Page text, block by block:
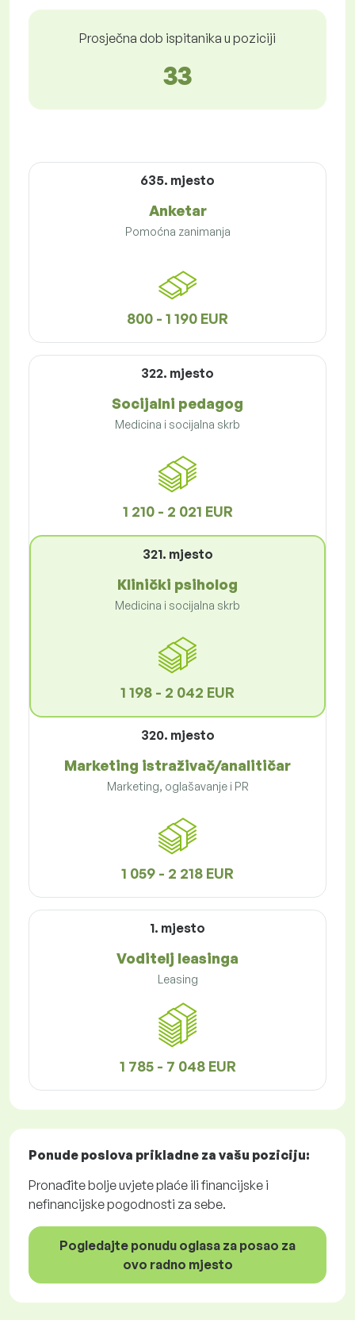
Prosječna dob ispitanika u poziciji
33
635. mjesto
Anketar
Pomoćna zanimanja
800 - 1 190 EUR
322. mjesto
Socijalni pedagog
Medicina i socijalna skrb
1 210 - 2 021 EUR
321. mjesto
Klinički psiholog
Medicina i socijalna skrb
1 198 - 2 042 EUR
320. mjesto
Marketing istraživač/analitičar
Marketing, oglašavanje i PR
1 059 - 2 218 EUR
1. mjesto
Voditelj leasinga
Leasing
1 785 - 7 048 EUR
Ponude poslova prikladne za vašu poziciju:
Pronađite bolje uvjete plaće ili financijske i
nefinancijske pogodnosti za sebe.
Pogledajte ponudu oglasa za posao za
ovo radno mjesto